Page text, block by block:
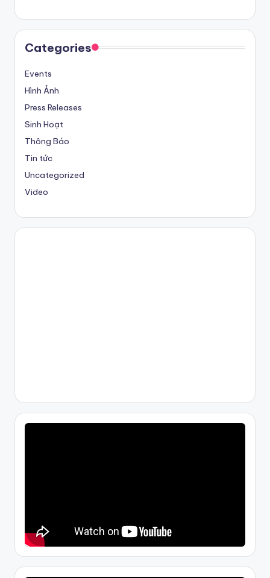
Categories
Events
Hình Ảnh
Press Releases
Sinh Hoạt
Thông Báo
Tin tức
Uncategorized
Video